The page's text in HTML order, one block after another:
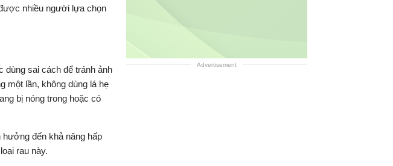
nhiều người lựa chọn
dùng sai cách để tránh ảnh
một lần, không dùng lá hẹ
bị nóng trong hoặc có
đến khả năng hấp
rau này.
Advertisement